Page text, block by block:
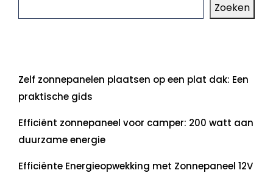
Zoeken
Zelf zonnepanelen plaatsen op een plat dak: Een
praktische gids
Efficiënt zonnepaneel voor camper: 200 watt aan
duurzame energie
Efficiënte Energieopwekking met Zonnepaneel 12V